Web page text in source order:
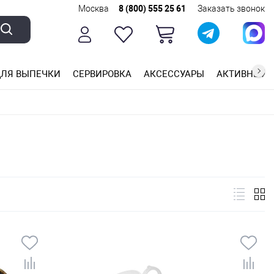
Москва 8 (800) 555 25 61 Заказать звонок
ВЫПЕЧКИ СЕРВИРОВКА АКСЕССУАРЫ АКТИВНЫЙ